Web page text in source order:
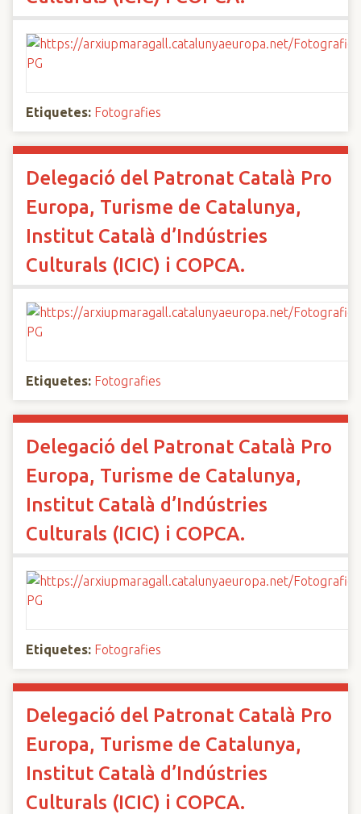
Etiquetes: Fotografies
Delegació del Patronat Català Pro
Europa, Turisme de Catalunya,
Institut Català d’Indústries
Culturals (ICIC) i COPCA.
Etiquetes: Fotografies
Delegació del Patronat Català Pro
Europa, Turisme de Catalunya,
Institut Català d’Indústries
Culturals (ICIC) i COPCA.
Etiquetes: Fotografies
Delegació del Patronat Català Pro
Europa, Turisme de Catalunya,
Institut Català d’Indústries
Culturals (ICIC) i COPCA.